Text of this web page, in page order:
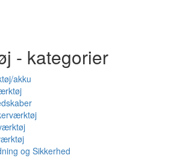
- kategorier
akku
og Sikkerhed